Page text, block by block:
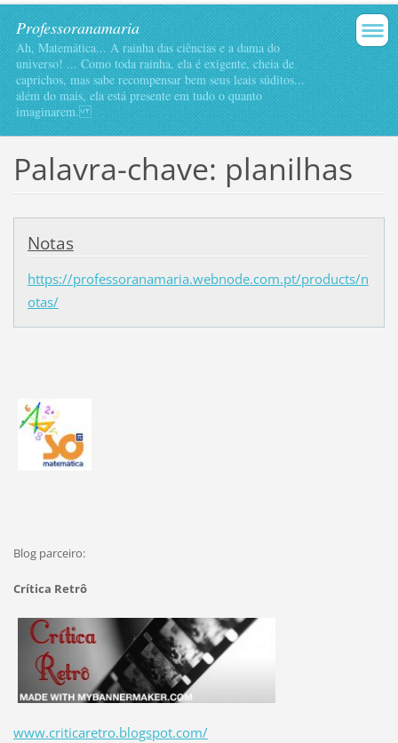
Professoranamaria
Ah, Matemática... A rainha das ciências e a dama do
universo! ... Como toda rainha, ela é exigente, cheia de
caprichos, mas sabe recompensar bem seus leais súditos...
além do mais, ela está presente em tudo o quanto
imaginarem.
Palavra-chave: planilhas
Notas
https://professoranamaria.webnode.com.pt/products/n
otas/
Blog parceiro:
Crítica Retrô
www.criticaretro.blogspot.com/